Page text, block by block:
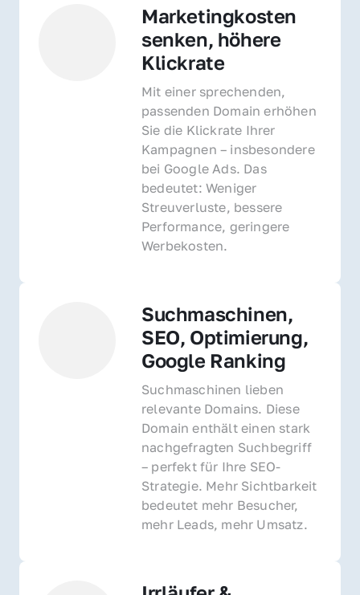
Marketingkosten
senken, höhere
Klickrate
Mit einer sprechenden,
passenden Domain erhöhen
Sie die Klickrate Ihrer
Kampagnen – insbesondere
bei Google Ads. Das
bedeutet: Weniger
Streuverluste, bessere
Performance, geringere
Werbekosten.
Suchmaschinen,
SEO, Optimierung,
Google Ranking
Suchmaschinen lieben
relevante Domains. Diese
Domain enthält einen stark
nachgefragten Suchbegriff
– perfekt für Ihre SEO-
Strategie. Mehr Sichtbarkeit
bedeutet mehr Besucher,
mehr Leads, mehr Umsatz.